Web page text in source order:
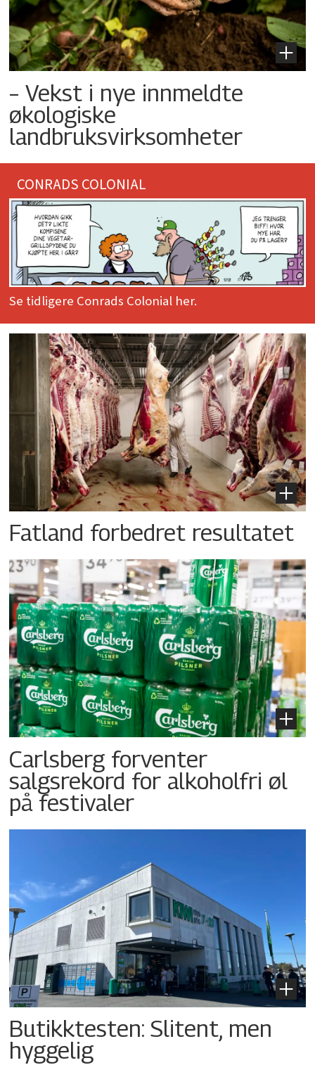
– Vekst i nye innmeldte
økologiske
landbruksvirksomheter
CONRADS COLONIAL
Se tidligere Conrads Colonial her.
Fatland forbedret resultatet
Carlsberg forventer
salgsrekord for alkoholfri øl
på festivaler
Butikktesten: Slitent, men
hyggelig